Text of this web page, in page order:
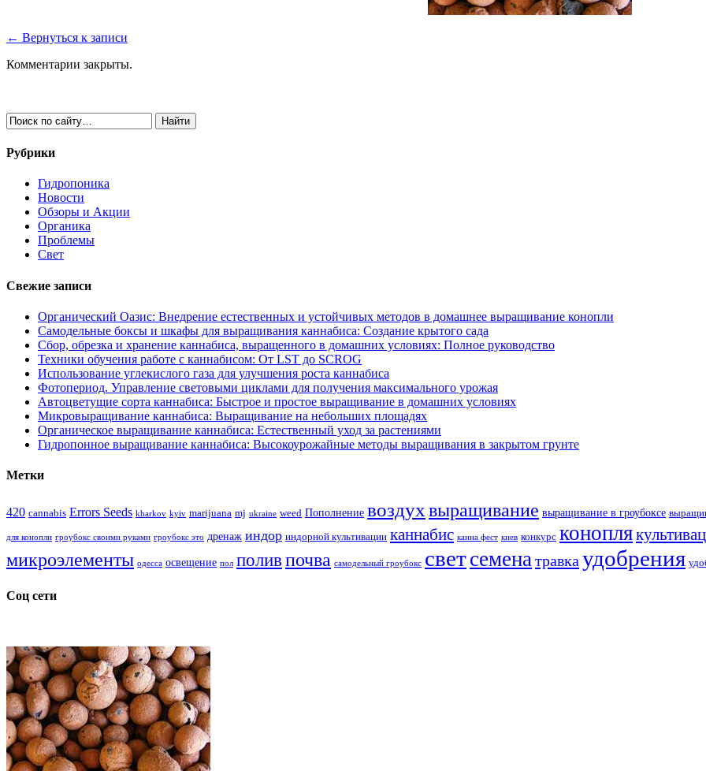
← Вернуться к записи
Комментарии закрыты.
Рубрики
Гидропоника
Новости
Обзоры и Акции
Органика
Проблемы
Свет
Свежие записи
Органический Оазис: Внедрение естественных и устойчивых методов в домашнее выращивание конопли
Самодельные боксы и шкафы для выращивания каннабиса: Создание крытого сада
Сбор, обрезка и хранение каннабиса, выращенного в домашних условиях: Полное руководство
Техники обучения работе с каннабисом: От LST до SCROG
Использование углекислого газа для улучшения роста каннабиса
Фотопериод. Управление световыми циклами для получения максимального урожая
Автоцветущие сорта каннабиса: Быстрое и простое выращивание в домашних условиях
Микровыращивание каннабиса: Выращивание на небольших площадях
Органическое выращивание каннабиса: Естественный уход за растениями
Гидропонное выращивание каннабиса: Высокоурожайные методы выращивания в закрытом грунте
Метки
420 cannabis Errors Seeds kharkov kyiv marijuana mj ukraine weed Пополнение воздухвыращивание выращивание в гроубоксе
для конопли гроубокс своими руками гроубокс это дренаж индор индорной культивации каннабис канна фест киев конкурс конопля
микроэлементы одесса освещение пол полив почва самодельный гроубокс светсеменатравкаудобрения
Соц сети